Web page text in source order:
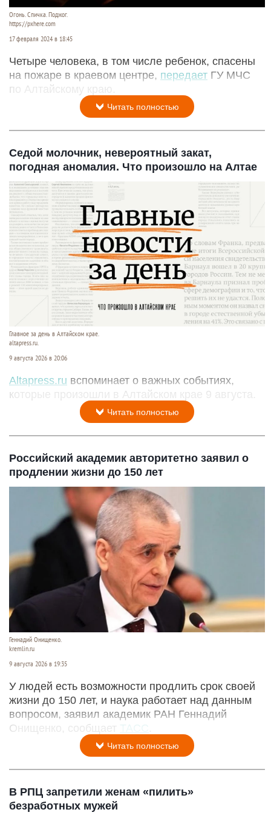
Огонь. Спичка. Поджог.
https://pxhere.com
17 февраля 2024 в 18:45
Четыре человека, в том числе ребенок, спасены
на пожаре в краевом центре, передает ГУ МЧС
по Алтайскому краю.
Читать полностью
Седой молочник, невероятный закат,
погодная аномалия. Что произошло на Алтае
Главное за день в Алтайском крае.
altapress.ru.
9 августа 2026 в 20:06
Altapress.ru вспоминает о важных событиях,
которые произошли в Алтайском крае 9 августа.
Читать полностью
Российский академик авторитетно заявил о
продлении жизни до 150 лет
Геннадий Онищенко.
kremlin.ru
9 августа 2026 в 19:35
У людей есть возможности продлить срок своей
жизни до 150 лет, и наука работает над данным
вопросом, заявил академик РАН Геннадий
Онищенко, сообщает ТАСС
Читать полностью
В РПЦ запретили женам «пилить»
безработных мужей